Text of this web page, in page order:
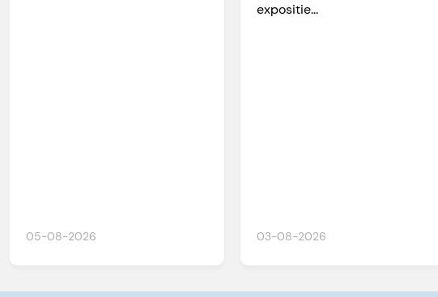
05-08-2026 03-08-2026
expositie...